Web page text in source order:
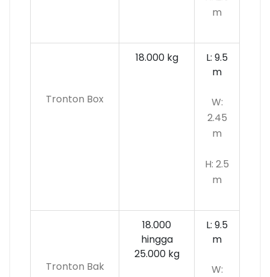
m
Tronton Box
18.000 kg
L: 9.5
m
W:
2.45
m
H: 2.5
m
Tronton Bak
18.000
hingga
25.000 kg
L: 9.5
m
W: